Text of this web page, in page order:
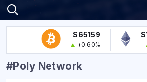
$65159
+0.60%
#Poly Network